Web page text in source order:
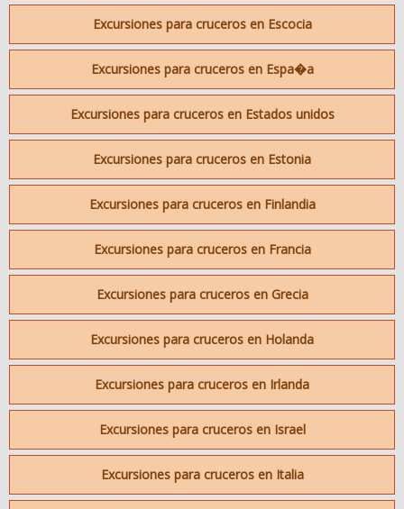
Excursiones para cruceros en Escocia
Excursiones para cruceros en Espa�a
Excursiones para cruceros en Estados unidos
Excursiones para cruceros en Estonia
Excursiones para cruceros en Finlandia
Excursiones para cruceros en Francia
Excursiones para cruceros en Grecia
Excursiones para cruceros en Holanda
Excursiones para cruceros en Irlanda
Excursiones para cruceros en Israel
Excursiones para cruceros en Italia